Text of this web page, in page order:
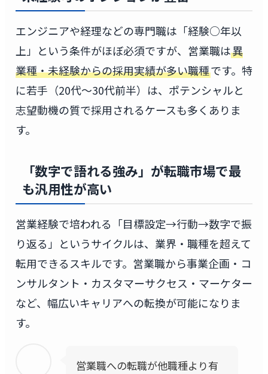
エンジニアや経理などの専門職は「経験○年以
上」という条件がほぼ必須ですが、営業職は異
業種・未経験からの採用実績が多い職種です。特
に若手（20代〜30代前半）は、ポテンシャルと
志望動機の質で採用されるケースも多くありま
す。
「数字で語れる強み」が転職市場で最
も汎用性が高い
営業経験で培われる「目標設定→行動→数字で振
り返る」というサイクルは、業界・職種を超えて
転用できるスキルです。営業職から事業企画・コ
ンサルタント・カスタマーサクセス・マーケター
など、幅広いキャリアへの転換が可能になりま
す。
営業職への転職が他職種より有